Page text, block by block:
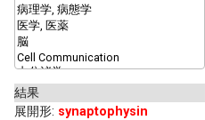
結果
展開形: synaptophysin